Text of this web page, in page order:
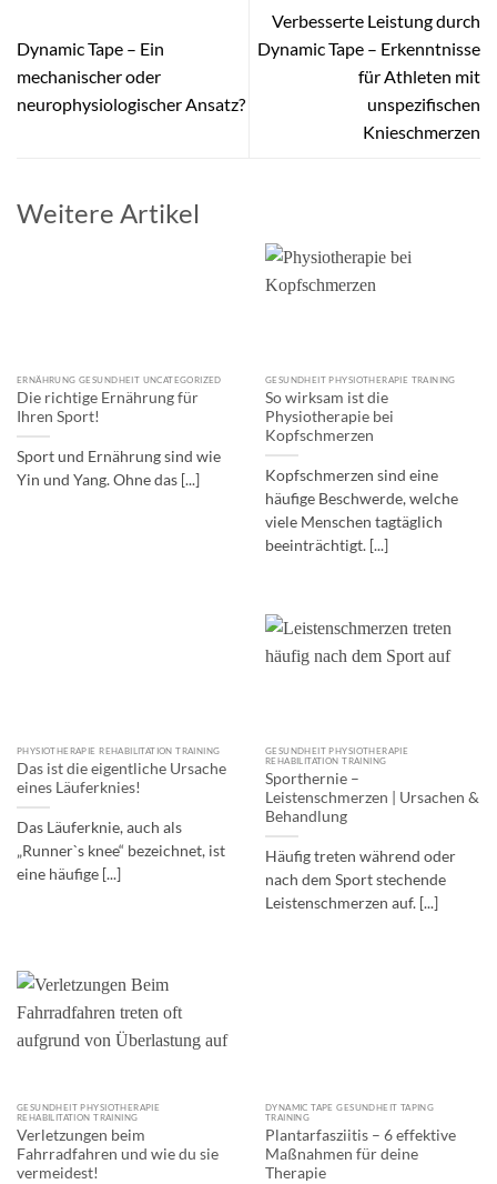
Dynamic Tape – Ein
mechanischer oder
neurophysiologischer Ansatz?
Verbesserte Leistung durch
Dynamic Tape – Erkenntnisse
für Athleten mit
unspezifischen
Knieschmerzen
Weitere Artikel
ERNÄHRUNG GESUNDHEIT UNCATEGORIZED
Die richtige Ernährung für
Ihren Sport!
Sport und Ernährung sind wie
Yin und Yang. Ohne das [...]
GESUNDHEIT PHYSIOTHERAPIE TRAINING
So wirksam ist die
Physiotherapie bei
Kopfschmerzen
Kopfschmerzen sind eine
häufige Beschwerde, welche
viele Menschen tagtäglich
beeinträchtigt. [...]
PHYSIOTHERAPIE REHABILITATION TRAINING
Das ist die eigentliche Ursache
eines Läuferknies!
Das Läuferknie, auch als
„Runner`s knee“ bezeichnet, ist
eine häufige [...]
GESUNDHEIT PHYSIOTHERAPIE
REHABILITATION TRAINING
Sporthernie –
Leistenschmerzen | Ursachen &
Behandlung
Häufig treten während oder
nach dem Sport stechende
Leistenschmerzen auf. [...]
GESUNDHEIT PHYSIOTHERAPIE
REHABILITATION TRAINING
Verletzungen beim
Fahrradfahren und wie du sie
vermeidest!
DYNAMIC TAPE GESUNDHEIT TAPING
TRAINING
Plantarfasziitis – 6 effektive
Maßnahmen für deine
Therapie